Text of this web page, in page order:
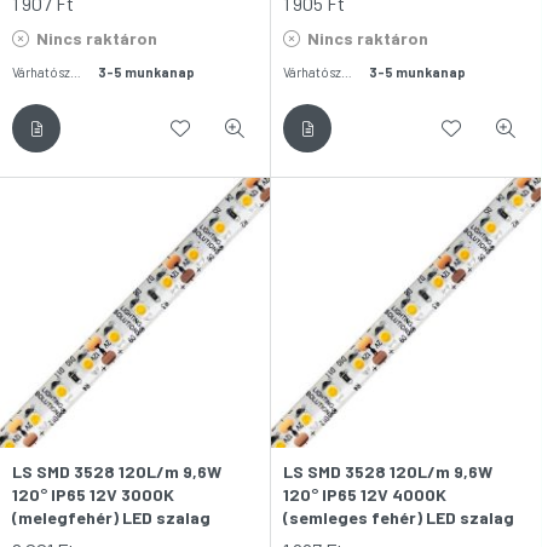
Nincs raktáron
3-5 munkanap
Nincs raktáron
3-5 munkanap
LS SMD 3528 120L/m 9,6W
120° IP65 12V 3000K
(melegfehér) LED szalag
LS SMD 3528 120L/m 9,6W
120° IP65 12V 4000K
(semleges fehér) LED szalag